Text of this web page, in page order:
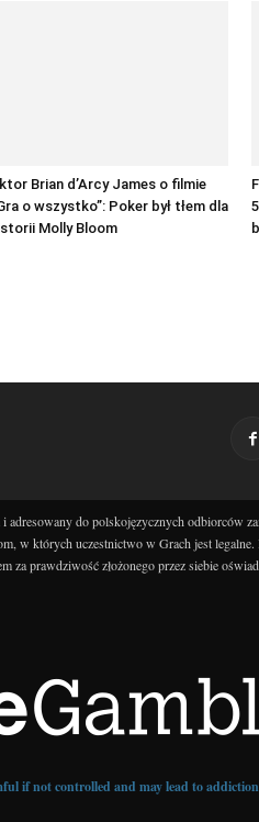
Brian d’Arcy James o filmie
o wszystko”: Poker był tłem dla
Molly Bloom
do polskojęzycznych odbiorców
w których uczestnictwo w Grach jest
za prawdziwość złożonego przez siebie
if not controlled and may lead to